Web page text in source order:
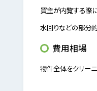
買主が内覧する際
水回りなどの部分
費用相場
物件全体をクリー